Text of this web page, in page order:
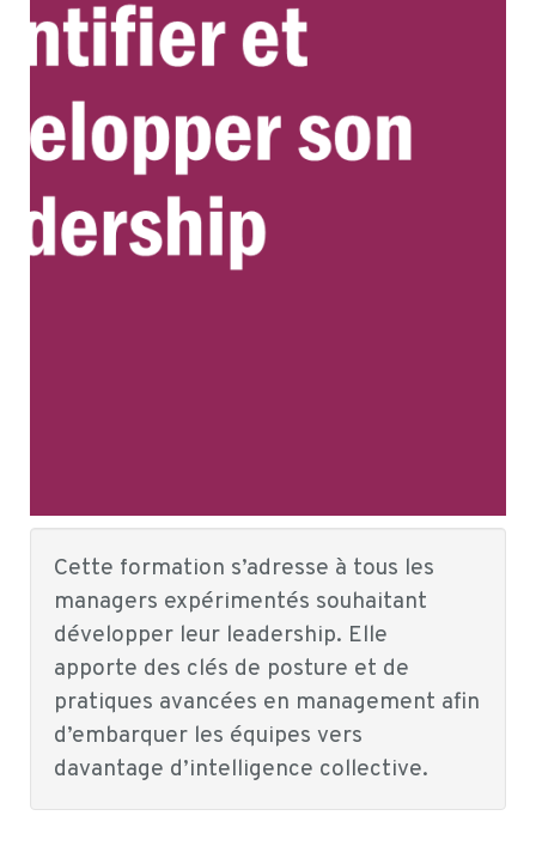
Cette formation s’adresse à tous les
managers expérimentés souhaitant
développer leur leadership. Elle
apporte des clés de posture et de
pratiques avancées en management afin
d’embarquer les équipes vers
davantage d’intelligence collective.